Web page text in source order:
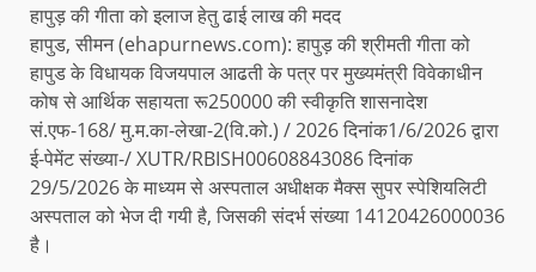
हापुड़ की गीता को इलाज हेतु ढाई लाख की मदद
हापुड, सीमन (ehapurnews.com): हापुड़ की श्रीमती गीता को
हापुड के विधायक विजयपाल आढती के पत्र पर मुख्यमंत्री विवेकाधीन
कोष से आर्थिक सहायता रू250000 की स्वीकृति शासनादेश
सं.एफ-168/ मु.म.का-लेखा-2(वि.को.) / 2026 दिनांक1/6/2026 द्वारा
ई-पेमेंट संख्या-/ XUTR/RBISH00608843086 दिनांक
29/5/2026 के माध्यम से अस्पताल अधीक्षक मैक्स सुपर स्पेशियलिटी
अस्पताल को भेज दी गयी है, जिसकी संदर्भ संख्या 14120426000036
है।